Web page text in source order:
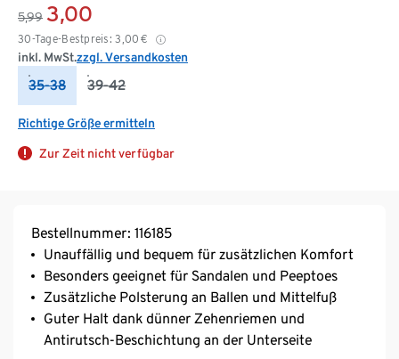
5,99 3,00
30-Tage-Bestpreis: 3,00 €
inkl. MwSt.zzgl. Versandkosten
35-38 39-42
Richtige Größe ermitteln
Zur Zeit nicht verfügbar
Bestellnummer: 116185
Unauffällig und bequem für zusätzlichen Komfort
Besonders geeignet für Sandalen und Peeptoes
Zusätzliche Polsterung an Ballen und Mittelfuß
Guter Halt dank dünner Zehenriemen und
Antirutsch-Beschichtung an der Unterseite